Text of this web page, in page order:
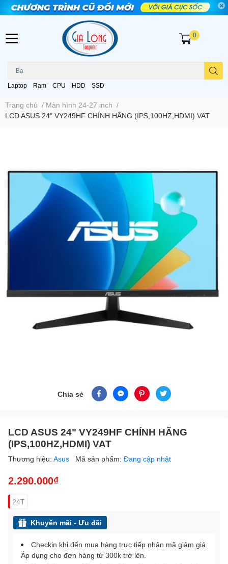
Laptop Ram CPU HDD SSD
0
Trang chủ / Màn hình 24-27 inch /
LCD ASUS 24" VY249HF CHÍNH HÃNG (IPS,100HZ,HDMI) VAT
Chia sẻ
LCD ASUS 24" VY249HF CHÍNH HÃNG
(IPS,100HZ,HDMI) VAT
Thương hiệu: Asus Mã sản phẩm: Đang cập nhật
2.290.000₫
24T
Khuyến mãi - Ưu đãi
Checkin khi đến mua hàng trực tiếp nhận mã giảm giá.
Áp dụng cho đơn hàng từ 300k trở lên.